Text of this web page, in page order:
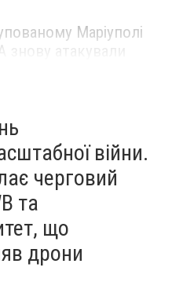
Маріуполі
атакували
війни.
черговий
та
що
дрони